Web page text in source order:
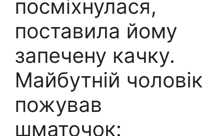
посміхнулася,
поставила йому
запечену качку.
Майбутній чоловік
пожував
шматочок: